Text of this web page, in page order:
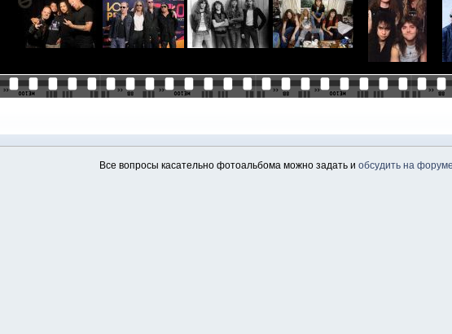
Все вопросы касательно фотоальбома можно задать и обсудить на